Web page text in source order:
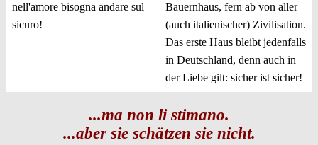
nell'amore bisogna andare sul
sicuro!
Bauernhaus, fern ab von aller
(auch italienischer) Zivilisation.
Das erste Haus bleibt jedenfalls
in Deutschland, denn auch in
der Liebe gilt: sicher ist sicher!
...ma non li stimano.
...aber sie schätzen sie nicht.